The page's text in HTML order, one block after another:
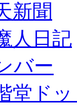
新聞
人日記
バー
堂ド